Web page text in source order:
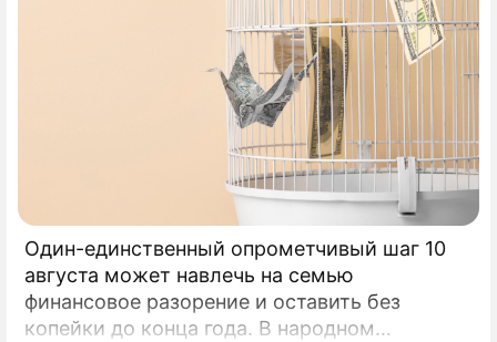
Один-единственный опрометчивый шаг 10
августа может навлечь на семью
финансовое разорение и оставить без
копейки до конца года. В народном